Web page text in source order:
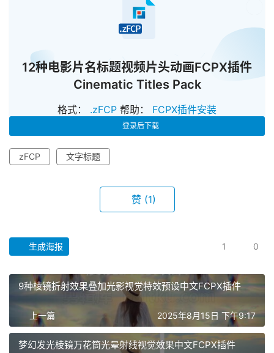
首
12种电影片名标题视频片头动画FCPX插件
Cinematic Titles Pack
格式： .zFCP 帮助： FCPX插件安装
登录后下载
zFCP 文字标题
赞 (1)
生成海报 1 0
9种棱镜折射效果叠加光影视觉特效预设中文FCPX插件
上一篇 2025年8月15日 下午9:17
梦幻发光棱镜万花筒光晕射线视觉效果中文FCPX插件